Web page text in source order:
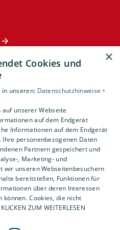
uns erwarten
×
Cookies und
unseren: Datenschutzhinweise •
unserer Webseite
auf dem Endgerät
Informationen auf dem Endgerät
personenbezogenen Daten
Partnern gespeichert und
, Marketing- und
wir unseren Webseitenbesuchern
bereitstellen, Funktionen für
über deren Interessen
Cookies, die nicht
ZUM WEITERLESEN